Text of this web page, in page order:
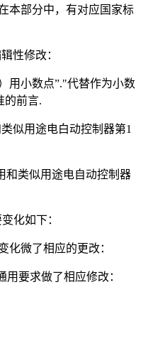
本部分中，有对应国家标
性修改：
用小数点”."代替作为小数
的前言.
似用途电白动控制器第1
和类似用途电自动控制器
化如下：
化微了相应的更改：
要求做了相应修改：